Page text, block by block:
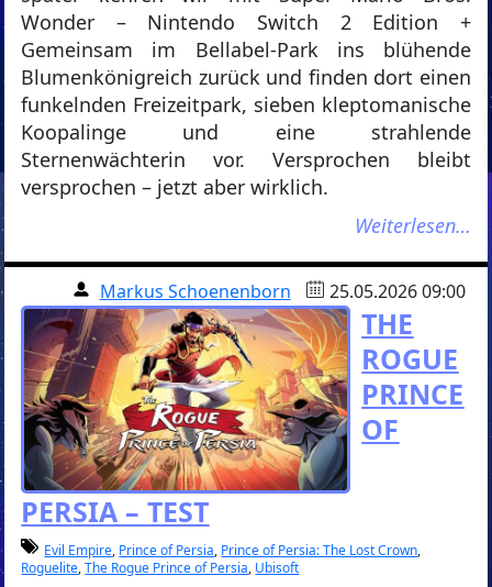
Wonder – Nintendo Switch 2 Edition +
Gemeinsam im Bellabel-Park ins blühende
Blumenkönigreich zurück und finden dort einen
funkelnden Freizeitpark, sieben kleptomanische
Koopalinge und eine strahlende
Sternenwächterin vor. Versprochen bleibt
versprochen – jetzt aber wirklich.
Weiterlesen…
Markus Schoenenborn 25.05.2026 09:00
THE
ROGUE
PRINCE
OF
PERSIA – TEST
Evil Empire, Prince of Persia, Prince of Persia: The Lost Crown,
Roguelite,The Rogue Prince of Persia, Ubisoft